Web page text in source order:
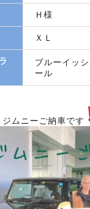
Ｈ様
ＸＬ
ブルーイッ
ール
ジムニーご納車です